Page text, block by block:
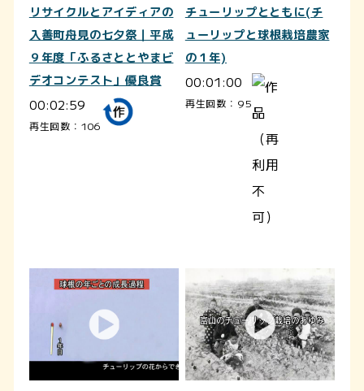
リサイクルとアイディアの
入善町舟見の七夕祭｜平成
９年度「ふるさととやまビ
デオコンテスト」優良賞
00:02:59
再生回数：106
チューリップとともに(チ
ューリップと球根栽培農家
の１年)
00:01:00
再生回数：95